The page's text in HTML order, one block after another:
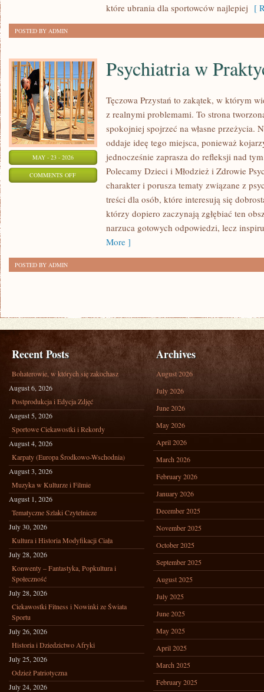
które ubrania dla sportowców najlepiej [
POSTED BY ADMIN
MAY - 23 - 2026
COMMENTS OFFON
PSYCHIATRIA
PRAKTYCE
Psychiatria w
Tęczowa Przystań to zakątek, w którym
z realnymi problemami. To strona
spokojniej spojrzeć na własne przeżycia.
oddaje ideę tego miejsca, ponieważ
jednocześnie zaprasza do refleksji nad
Polecamy Dzieci i Młodzież i Zdrowie
charakter i porusza tematy związane z
treści dla osób, które interesują się
którzy dopiero zaczynają zgłębiać ten
narzuca gotowych odpowiedzi, lecz
More ]
POSTED BY ADMIN
Recent Posts
Bohaterowie, w których się zakochasz
August 6, 2026
Postprodukcja i Edycja Zdjęć
August 5, 2026
Sportowe Ciekawostki i Rekordy
August 4, 2026
Karpaty (Europa Środkowo-Wschodnia)
August 3, 2026
Muzyka w Kulturze i Filmie
August 1, 2026
Tematyczne Szlaki Czytelnicze
July 30, 2026
Kultura i Historia Modyfikacji Ciała
July 28, 2026
Konwenty – Fantastyka, Popkultura i
Społeczność
July 28, 2026
Ciekawostki Fitness i Nowinki ze Świata
Sportu
July 26, 2026
Historia i Dziedzictwo Afryki
July 25, 2026
Odzież Patriotyczna
July 24, 2026
Archives
August 2026
July 2026
June 2026
May 2026
April 2026
March 2026
February 2026
January 2026
December 2025
November 2025
October 2025
September 2025
August 2025
July 2025
June 2025
May 2025
April 2025
March 2025
February 2025